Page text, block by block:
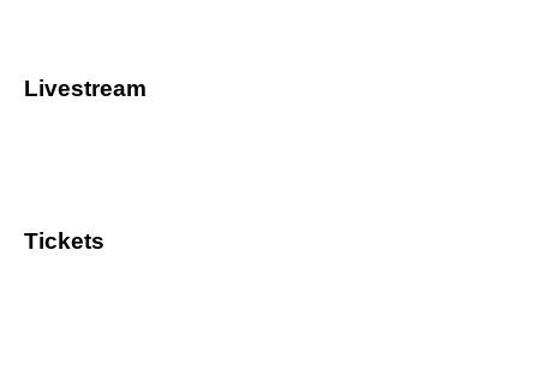
Livestream
Tickets